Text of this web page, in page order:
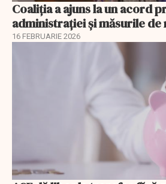
Coaliția a ajuns la un acord
administrației și măsurile de
16 FEBRUARIE 2026